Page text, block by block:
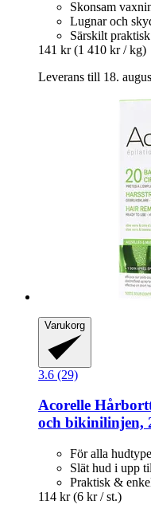
Skonsam
Lugnar och
Särskilt
141 kr (1 410 kr / kg)
Leverans till 18.
Varukorg
3.6 (29)
Acorelle
och bikinilinjen,
För alla
Slät hud i upp
Praktisk &
114 kr (6 kr / st.)